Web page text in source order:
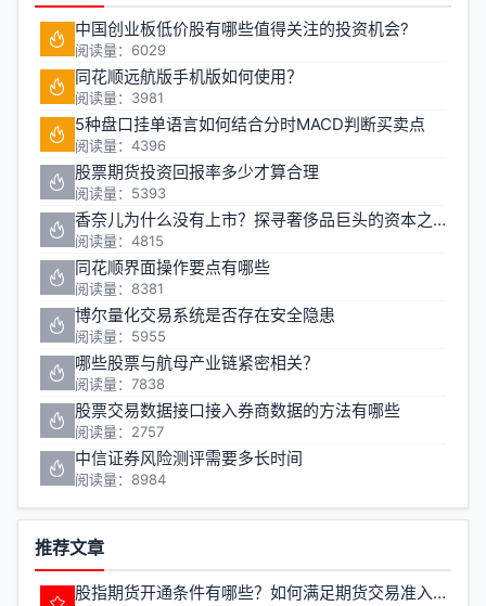
中国创业板低价股有哪些值得关注的投资机会?
阅读量：6029
同花顺远航版手机版如何使用？
阅读量：3981
5种盘口挂单语言如何结合分时MACD判断买卖点
阅读量：4396
股票期货投资回报率多少才算合理
阅读量：5393
香奈儿为什么没有上市？探寻奢侈品巨头的资本之路
阅读量：4815
同花顺界面操作要点有哪些
阅读量：8381
博尔量化交易系统是否存在安全隐患
阅读量：5955
哪些股票与航母产业链紧密相关？
阅读量：7838
股票交易数据接口接入券商数据的方法有哪些
阅读量：2757
中信证券风险测评需要多长时间
阅读量：8984
推荐文章
股指期货开通条件有哪些？如何满足期货交易准入要求？